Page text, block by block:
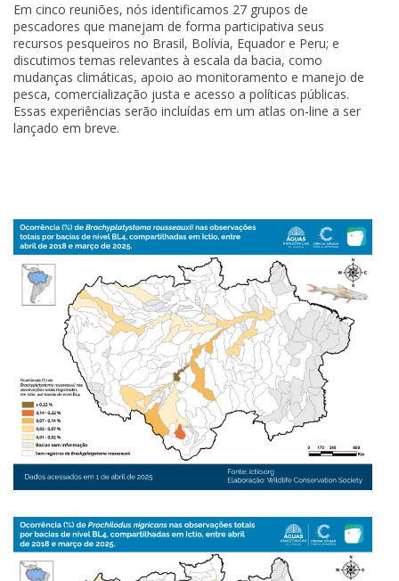
Em cinco reuniões, nós identificamos 27 grupos de
pescadores que manejam de forma participativa seus
recursos pesqueiros no Brasil, Bolívia, Equador e Peru; e
discutimos temas relevantes à escala da bacia, como
mudanças climáticas, apoio ao monitoramento e manejo de
pesca, comercialização justa e acesso a políticas públicas.
Essas experiências serão incluídas em um atlas on-line a ser
lançado em breve.